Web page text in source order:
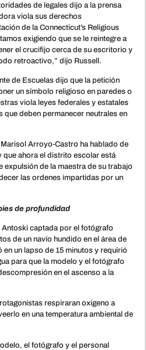
de legales dijo a la prensa
viola sus derechos
de la Connecticut’s Religious
exigiendo que se le reintegre a
el crucifijo cerca de su escritorio y
retroactivo,” dijo Russell.
de Escuelas dijo que la petición
un símbolo religioso en paredes o
viola leyes federales y estatales
que deben permanecer neutrales en
Arroyo-Castro ha hablado de
que ahora el distrito escolar está
expulsión de la maestra de su trabajo
las ordenes impartidas por un
de profundidad
Antoski captada por el fotógrafo
de un navío hundido en el área de
en un lapso de 15 minutos y requirió
para que la modelo y el fotógrafo
en el ascenso a la
respiraran oxígeno a
en una temperatura ambiental de
el fotógrafo y el personal